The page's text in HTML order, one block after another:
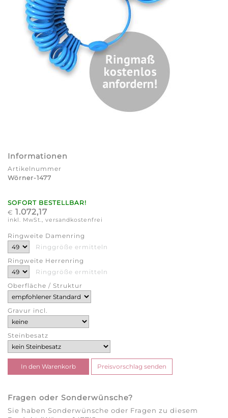
Informationen
Artikelnummer
Wörner-1477
SOFORT BESTELLBAR!
€ 1.072,17
inkl. MwSt., versandkostenfrei
Ringweite Damenring
Ringgröße ermitteln
Ringweite Herrenring
Ringgröße ermitteln
Oberfläche / Struktur
Gravur incl.
Steinbesatz
Fragen oder Sonderwünsche?
Sie haben Sonderwünsche oder Fragen zu diesem